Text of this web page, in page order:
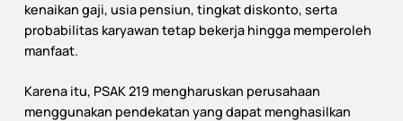
kenaikan gaji, usia pensiun, tingkat diskonto, serta
probabilitas karyawan tetap bekerja hingga memperoleh
manfaat.
Karena itu, PSAK 219 mengharuskan perusahaan
menggunakan pendekatan yang dapat menghasilkan